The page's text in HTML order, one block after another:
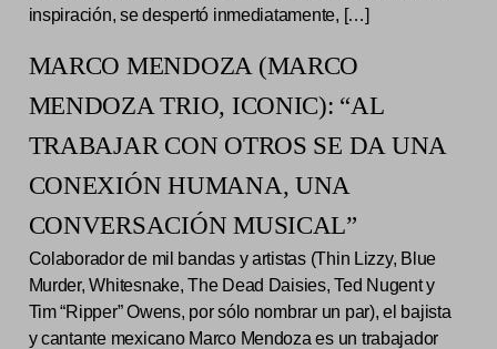
inspiración, se despertó inmediatamente, […]
MARCO MENDOZA (MARCO
MENDOZA TRIO, ICONIC): “AL
TRABAJAR CON OTROS SE DA UNA
CONEXIÓN HUMANA, UNA
CONVERSACIÓN MUSICAL”
Colaborador de mil bandas y artistas (Thin Lizzy, Blue
Murder, Whitesnake, The Dead Daisies, Ted Nugent y
Tim “Ripper” Owens, por sólo nombrar un par), el bajista
y cantante mexicano Marco Mendoza es un trabajador